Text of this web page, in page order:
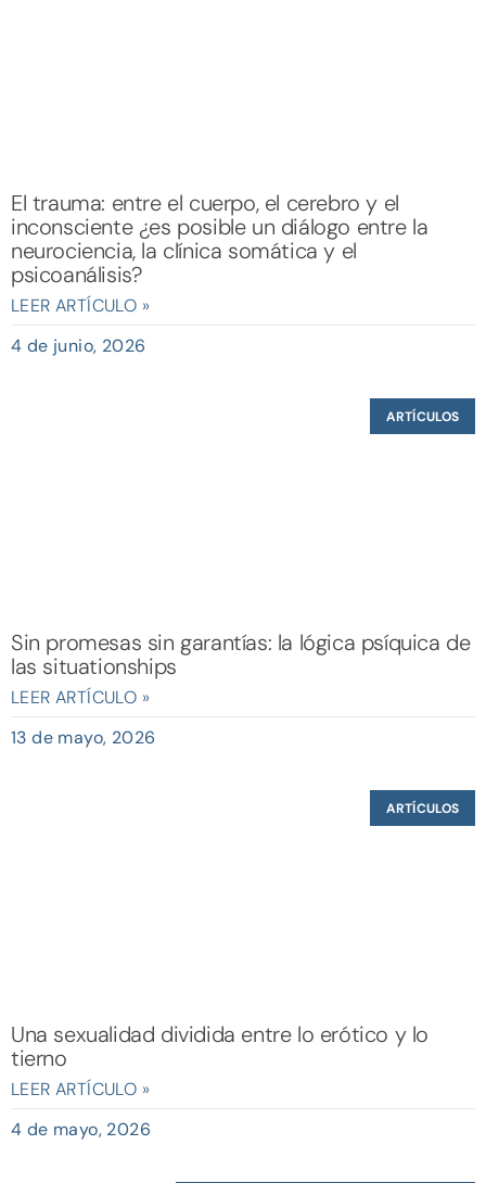
El trauma: entre el cuerpo, el cerebro y el
inconsciente ¿es posible un diálogo entre la
neurociencia, la clínica somática y el
psicoanálisis?
LEER ARTÍCULO »
4 de junio, 2026
ARTÍCULOS
Sin promesas sin garantías: la lógica psíquica de
las situationships
LEER ARTÍCULO »
13 de mayo, 2026
ARTÍCULOS
Una sexualidad dividida entre lo erótico y lo
tierno
LEER ARTÍCULO »
4 de mayo, 2026